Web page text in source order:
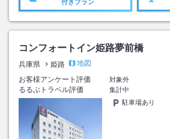
付きプラン
コンフォートイン姫路夢前橋
兵庫県 姫路
地図
お客様アンケート評価
対象外
るるぶトラベル評価
集計中
駐車場あり